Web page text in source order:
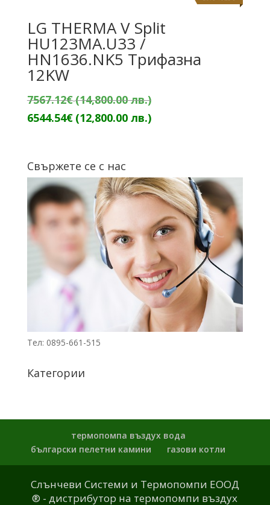
LG THERMA V Split
HU123MA.U33 /
HN1636.NK5 Трифазна
12KW
7567.12€(14,800.00 лв.)Original
price
лв.).
6544.54€ (12,800.00 лв.)Текущата
(12,800.00
лв.).
Свържете се с нас
Тел: 0895-661-515
Категории
термопомпа въздух вода
български пелетни камини
газови котли
Слънчеви Системи и Термопомпи ЕООД
® - дистрибутор на термопомпи въздух